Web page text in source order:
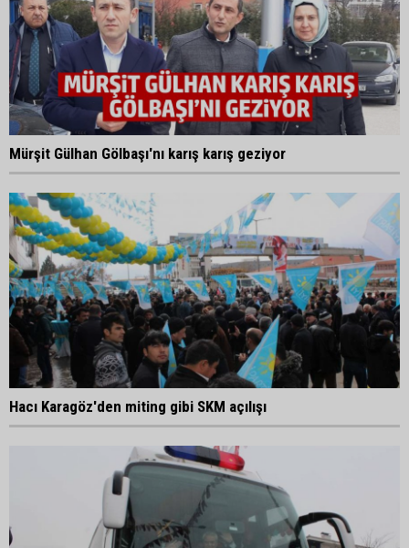
Mürşit Gülhan Gölbaşı'nı karış karış geziyor
Hacı Karagöz'den miting gibi SKM açılışı